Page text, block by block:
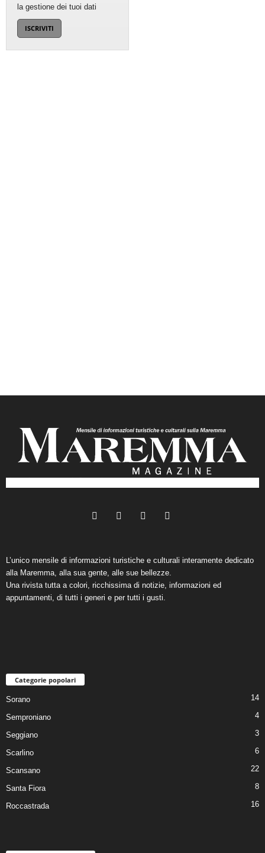
la gestione dei tuoi dati
L’unico mensile di informazioni turistiche e culturali interamente dedicato
alla Maremma, alla sua gente, alle sue bellezze.
Una rivista tutta a colori, ricchissima di notizie, informazioni ed
appuntamenti, di tutti i generi e per tutti i gusti.
Categorie popolari
Sorano 14
Semproniano 4
Seggiano 3
Scarlino 6
Scansano 22
Santa Fiora 8
Roccastrada 16